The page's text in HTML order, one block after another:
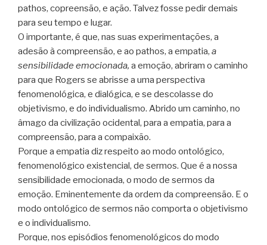
pathos, copreensão, e ação. Talvez fosse pedir demais
para seu tempo e lugar.
O importante, é que, nas suas experimentações, a
adesão à compreensão, e ao pathos, a empatia, a
sensibilidade emocionada, a emoção, abriram o caminho
para que Rogers se abrisse a uma perspectiva
fenomenológica, e dialógica, e se descolasse do
objetivismo, e do individualismo. Abrido um caminho, no
âmago da civilização ocidental, para a empatia, para a
compreensão, para a compaixão.
Porque a empatia diz respeito ao modo ontológico,
fenomenológico existencial, de sermos. Que é a nossa
sensibilidade emocionada, o modo de sermos da
emoção. Eminentemente da ordem da compreensão. E o
modo ontológico de sermos não comporta o objetivismo
e o individualismo.
Porque, nos episódios fenomenológicos do modo